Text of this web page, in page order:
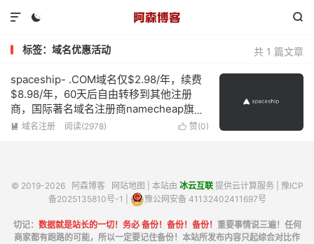
 

共 1 篇文章
标签：域名优惠活动
spaceship- .COM域名仅$2.98/年，续费
$8.98/年，60天后自由转移到其他注册
商，国际著名域名注册商namecheap旗下
的子品牌
 赞(0)
 域名注册 阅读(2978)
© 2019-2026 阿森博客 网站地图 | 本站由 冰云互联提供云计算服务 | 豫ICP
备2025135810号-1
豫公网安备 41132402411697号
切记： 数据就是站长的一切！务必 备份！备份！备份！ 重要事情说三遍！任何
商家都有跑路的可能，所以一定要记住备份！本站所发布内容只起综合对比作